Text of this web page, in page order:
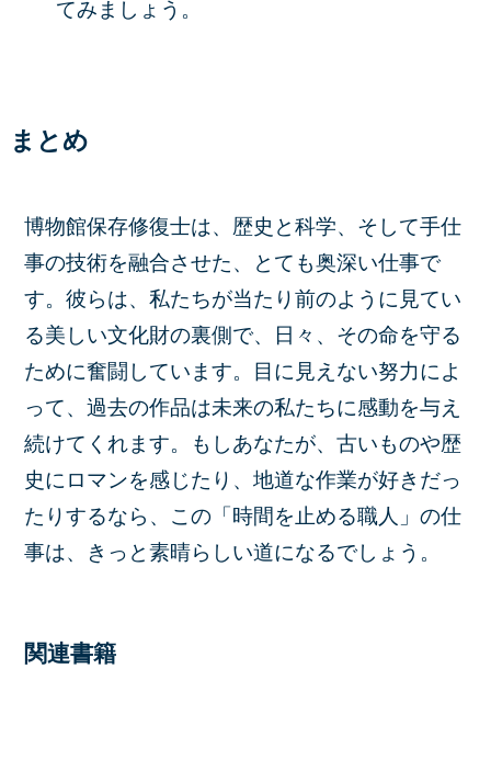
てみましょう。
まとめ
博物館保存修復士は、歴史と科学、そして手仕
事の技術を融合させた、とても奥深い仕事で
す。彼らは、私たちが当たり前のように見てい
る美しい文化財の裏側で、日々、その命を守る
ために奮闘しています。目に見えない努力によ
って、過去の作品は未来の私たちに感動を与え
続けてくれます。もしあなたが、古いものや歴
史にロマンを感じたり、地道な作業が好きだっ
たりするなら、この「時間を止める職人」の仕
事は、きっと素晴らしい道になるでしょう。
関連書籍